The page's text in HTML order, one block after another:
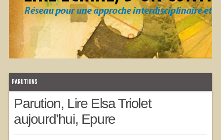
PARUTIONS
Parution, Lire Elsa Triolet
aujourd’hui, Epure